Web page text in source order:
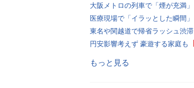
大阪メトロの列車で「煙が充満」
医療現場で「イラッとした瞬間」
東名や関越道で帰省ラッシュ渋滞
円安影響考えず 豪遊する家庭も
もっと見る